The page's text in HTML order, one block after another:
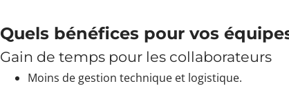
Quels bénéfices pour vos
Gain de temps pour les collaborateurs
Moins de gestion technique et logistique.